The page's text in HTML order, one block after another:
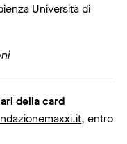
Università di
della card
, entro